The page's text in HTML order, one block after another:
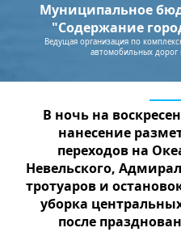
Муниципальное
"Содержание
Ведущая организация по
автомобильных дорог
В ночь на
нанесение
переходов на
Невельского,
тротуаров и
уборка
после